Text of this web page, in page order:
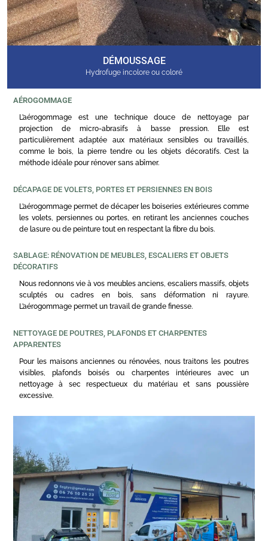
DÉMOUSSAGE
Hydrofuge incolore ou coloré
AÉROGOMMAGE
L’aérogommage est une technique douce de nettoyage par
projection de micro-abrasifs à basse pression. Elle est
particulièrement adaptée aux matériaux sensibles ou travaillés,
comme le bois, la pierre tendre ou les objets décoratifs. C’est la
méthode idéale pour rénover sans abîmer.
DÉCAPAGE DE VOLETS, PORTES ET PERSIENNES EN BOIS
L’aérogommage permet de décaper les boiseries extérieures comme
les volets, persiennes ou portes, en retirant les anciennes couches
de lasure ou de peinture tout en respectant la fibre du bois.
SABLAGE: RÉNOVATION DE MEUBLES, ESCALIERS ET OBJETS
DÉCORATIFS
Nous redonnons vie à vos meubles anciens, escaliers massifs, objets
sculptés ou cadres en bois, sans déformation ni rayure.
L’aérogommage permet un travail de grande finesse.
NETTOYAGE DE POUTRES, PLAFONDS ET CHARPENTES
APPARENTES
Pour les maisons anciennes ou rénovées, nous traitons les poutres
visibles, plafonds boisés ou charpentes intérieures avec un
nettoyage à sec respectueux du matériau et sans poussière
excessive.